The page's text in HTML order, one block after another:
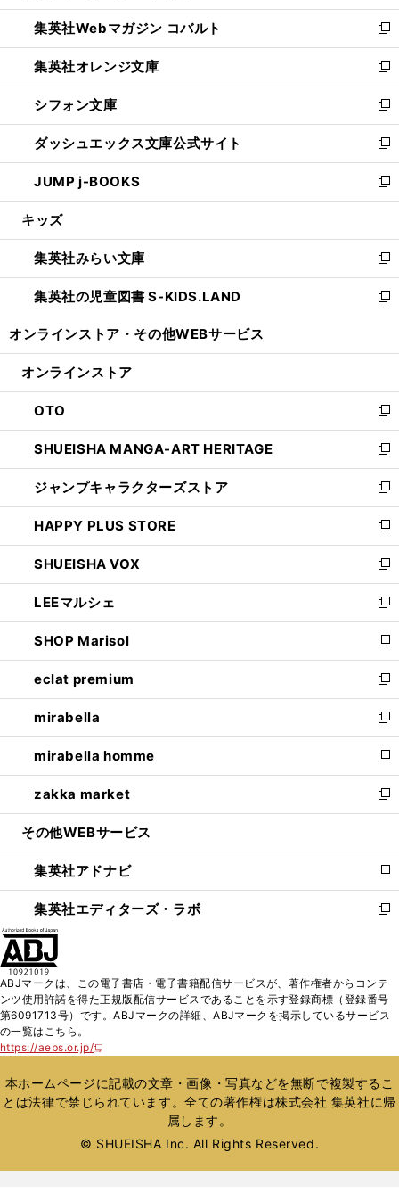
開
く
ウ
で
開
く
ン
ド
ウ
で
開
く
ウ
ィ
ン
ド
ウ
で
開
く
集英社Webマガジン コバルト
新
し
い
ウ
ィ
ン
ド
ウ
で
開
集英社オレンジ文庫
新
し
い
ウ
ィ
ン
ド
ウ
開
く
シフォン文庫
新
し
い
ウ
ィ
ン
ウ
で
開
く
ダッシュエックス文庫公式サイト
新
し
い
ウ
ン
ド
ウ
で
JUMP j-BOOKS
新
し
ウ
ィ
ン
ド
開
キッズ
集英社みらい文庫
新
し
い
ン
ウ
で
開
く
集英社の児童図書 S-KIDS.LAND
新
ウ
ン
ド
ウ
で
開
く
オンラインストア・ その他WEBサービス
オンラインストア
OTO
新
し
い
ウ
ィ
ン
ド
ウ
で
開
く
SHUEISHA MANGA-ART HERITAGE
新
し
い
ウ
ィ
ン
ド
ウ
で
開
く
ジャンプキャラクターズストア
新
し
い
ウ
ィ
ン
ド
ウ
で
開
く
HAPPY PLUS STORE
新
し
い
ウ
ィ
ン
ド
ウ
で
開
く
SHUEISHA VOX
新
し
い
ウ
ィ
ン
ド
ウ
で
開
く
LEEマルシェ
新
し
い
ウ
ィ
ン
ド
ウ
で
開
く
SHOP Marisol
新
し
い
ウ
ィ
ン
ド
ウ
で
開
eclat premium
新
し
い
ウ
ィ
ン
ド
ウ
開
く
mirabella
新
し
い
ウ
ィ
ン
ウ
で
開
く
mirabella homme
新
し
い
ウ
ン
ド
ウ
で
zakka market
新
し
ウ
ィ
ン
ド
く
その他WEBサービス
集英社アドナビ
新
し
い
ド
ウ
で
集英社エディターズ・ラボ
新
ィ
ン
ド
開
く
ABJマークは、この電子書店・電子書籍配信サービスが、著作権者からコンテ
ンツ使用許諾を得た正規版配信サービスであることを示す登録商標（登録番号
第6091713号）です。ABJマークの詳細、ABJマークを掲示しているサービス
の一覧はこちら。
https://aebs.or.jp/
新
い
ウ
ィ
ウ
本ホームページに記載の文章・画像・写真などを無断で複製するこ
とは法律で禁じられています。全ての著作権は株式会社 集英社に帰
属します。
© SHUEISHA Inc. All Rights Reserved.